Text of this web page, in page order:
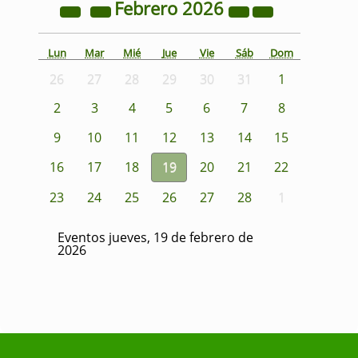
Febrero 2026
Lun Mar Mié Jue Vie Sáb Dom
26 27 28 29 30 31
1
2
3 4 5 6 7
8
9
10 11 12 13 14
15
16
17 18 19 20 21
22
23
24 25 26 27 28 1
Eventos jueves, 19 de febrero de
2026